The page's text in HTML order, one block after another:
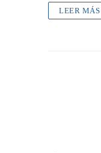
LEER